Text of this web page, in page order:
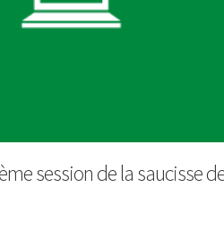
session de la saucisse